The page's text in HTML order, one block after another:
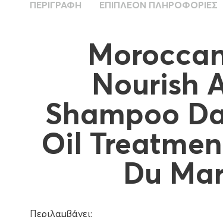
ΠΕΡΙΓΡΑΦΉ ΕΠΙΠΛΈΟΝ ΠΛΗΡΟΦΟΡΊΕΣ
Nourish
Shampoo
Oil
Du
Περιλαμβάνει: